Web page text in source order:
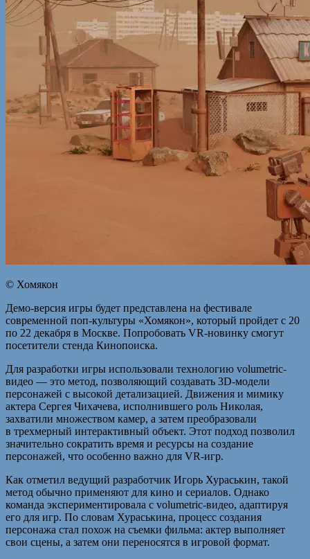
© Хомякон
Демо-версия игры будет представлена на фестивале
современной поп-культуры «Хомякон», который пройдет с 20
по 22 декабря в Москве. Попробовать VR-новинку смогут
посетители стенда Кинопоиска.
Для разработки игры использовали технологию volumetric-
видео — это метод, позволяющий создавать 3D-модели
персонажей с высокой детализацией. Движения и мимику
актера Сергея Чихачева, исполнившего роль Николая,
захватили множеством камер, а затем преобразовали
в трехмерный интерактивный объект. Этот подход позволил
значительно сократить время и ресурсы на создание
персонажей, что особенно важно для VR-игр.
Как отметил ведущий разработчик Игорь Хураськин, такой
метод обычно применяют для кино и сериалов. Однако
команда экспериментировала с volumetric-видео, адаптируя
его для игр. По словам Хураськина, процесс создания
персонажа стал похож на съемки фильма: актер выполняет
свои сцены, а затем они переносятся в игровой формат.